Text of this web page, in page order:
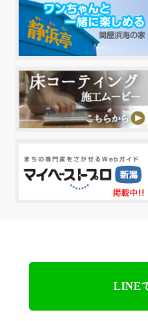
LINE